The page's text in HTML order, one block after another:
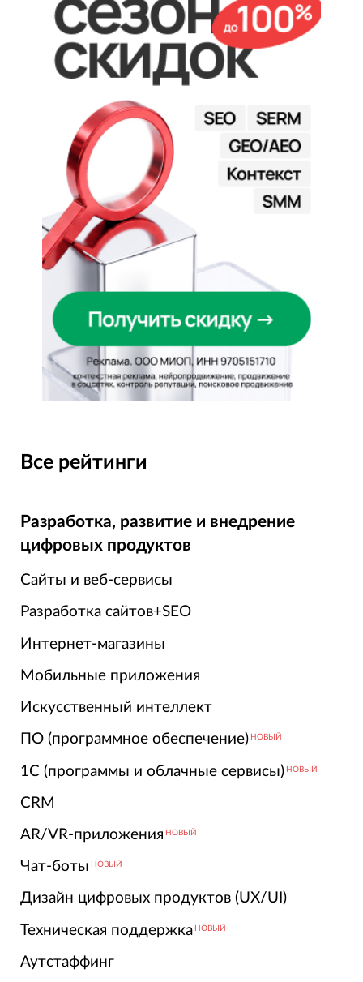
Все рейтинги
Разработка, развитие и внедрение
цифровых продуктов
Сайты и веб-сервисы
Разработка сайтов+SEO
Интернет-магазины
Мобильные приложения
Искусственный интеллект
ПО (программное обеспечение) НОВЫЙ
1С (программы и облачные сервисы) НОВЫЙ
CRM
AR/VR-приложения НОВЫЙ
Чат-боты НОВЫЙ
Дизайн цифровых продуктов (UX/UI)
Техническая поддержка НОВЫЙ
Аутстаффинг